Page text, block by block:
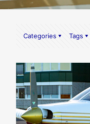
Categories Tags